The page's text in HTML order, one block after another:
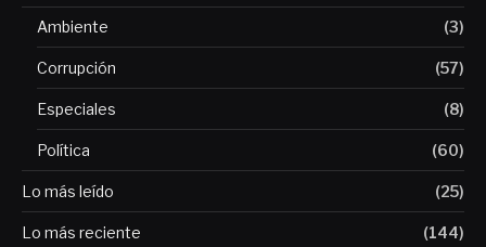
Ambiente (3)
Corrupción (57)
Especiales (8)
Política (60)
Lo más leído (25)
Lo más reciente (144)